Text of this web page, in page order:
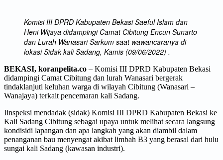
Komisi III DPRD Kabupaten Bekasi Saeful Islam dan
Heni Wijaya didampingi Camat Cibitung Encun Sunarto
dan Lurah Wanasari Sarkum saat wawancaranya di
lokasi Sidak kali Sadang, Kamis (09/06/2022) .
BEKASI, koranpelita.co – Komisi III DPRD Kabupaten Bekasi
didampingi Camat Cibitung dan lurah Wanasari bergerak
tindaklanjuti keluhan warga di wilayah Cibitung (Wanasari –
Wanajaya) terkait pencemaran kali Sadang.
Iinspeksi mendadak (sidak) Komisi III DPRD Kabupaten Bekasi ke
Kali Sadang Cibitung sebagai upaya untuk melihat secara langsung
kondisidi lapangan dan apa langkah yang akan diambil dalam
penanganan bau menyengat akibat limbah B3 yang berasal dari hulu
sungai kali Sadang (kawasan industri).